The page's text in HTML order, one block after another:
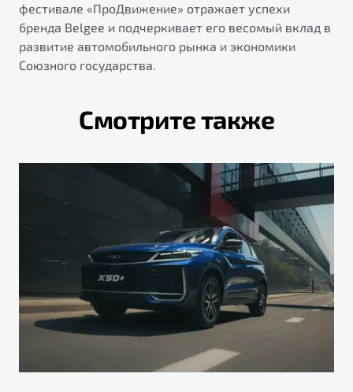
фестивале «ПроДвижение» отражает успехи
бренда Belgee и подчеркивает его весомый вклад в
развитие автомобильного рынка и экономики
Союзного государства.
Смотрите также